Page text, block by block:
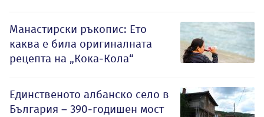
Манастирски ръкопис: Ето
каква е била оригиналната
рецепта на „Кока-Кола“
Единственото албанско село в
България – 390-годишен мост